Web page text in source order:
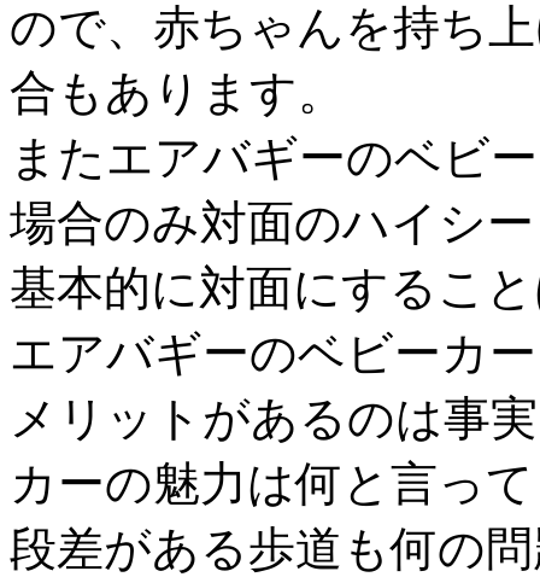
ので、赤ちゃんを持ち
合もあります。
またエアバギーのベビ
場合のみ対面のハイシ
基本的に対面にするこ
エアバギーのベビーカ
メリットがあるのは事
カーの魅力は何と言っ
段差がある歩道も何の